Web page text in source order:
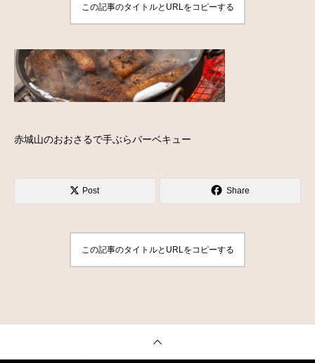
この記事のタイトルとURLをコピーする
赤城山のおおさるで手ぶらバーベキュー
Post Share
この記事のタイトルとURLをコピーする